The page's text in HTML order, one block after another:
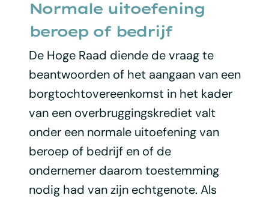
Normale uitoefening
beroep of bedrijf
De Hoge Raad diende de vraag te
beantwoorden of het aangaan van een
borgtochtovereenkomst in het kader
van een overbruggingskrediet valt
onder een normale uitoefening van
beroep of bedrijf en of de
ondernemer daarom toestemming
nodig had van zijn echtgenote. Als